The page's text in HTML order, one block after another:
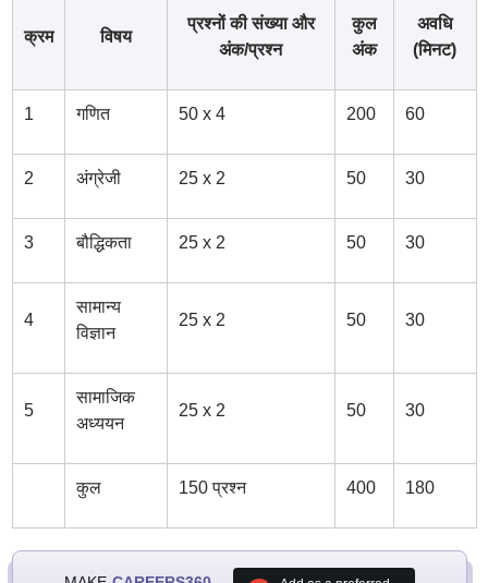
क्रम विषय
प्रश्नों की संख्या और
अंक/प्रश्न
कुल
अंक
अवधि
(मिनट)
1 गणित 50 x 4 200 60
2 अंग्रेजी 25 x 2 50 30
3 बौद्धिकता 25 x 2 50 30
4
सामान्य
विज्ञान
25 x 2 50 30
5
सामाजिक
अध्ययन
25 x 2 50 30
कुल 150 प्रश्न 400 180